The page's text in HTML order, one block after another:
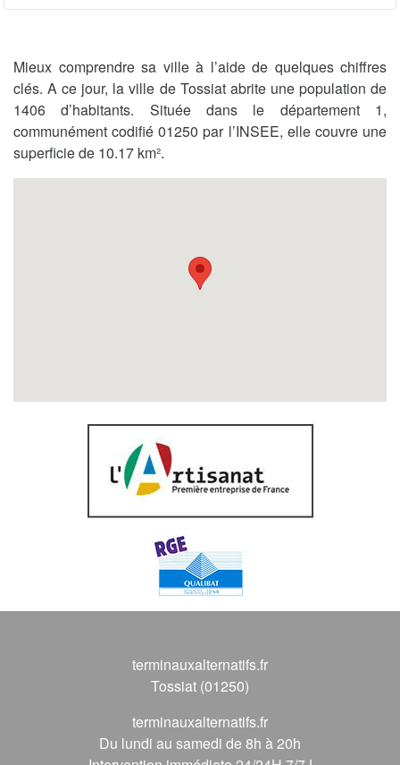
Mieux comprendre sa ville à l’aide de quelques chiffres
clés. A ce jour, la ville de Tossiat abrite une population de
1406 d’habitants. Située dans le département 1,
communément codifié 01250 par l’INSEE, elle couvre une
superficie de 10.17 km².
terminauxalternatifs.fr
Tossiat (01250)
terminauxalternatifs.fr
Du lundi au samedi de 8h à 20h